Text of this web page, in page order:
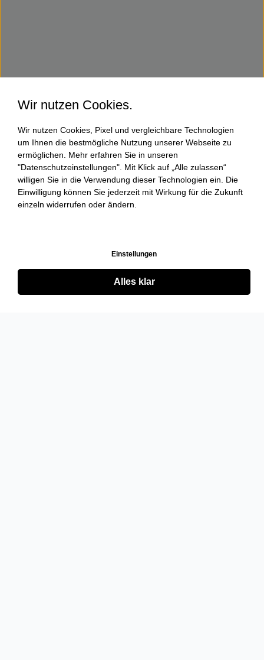
Wir nutzen Cookies.
Wir nutzen Cookies, Pixel und vergleichbare Technologien
um Ihnen die bestmögliche Nutzung unserer Webseite zu
ermöglichen. Mehr erfahren Sie in unseren
"Datenschutzeinstellungen". Mit Klick auf „Alle zulassen“
willigen Sie in die Verwendung dieser Technologien ein. Die
Einwilligung können Sie jederzeit mit Wirkung für die Zukunft
einzeln widerrufen oder ändern.
Einstellungen
Alles klar